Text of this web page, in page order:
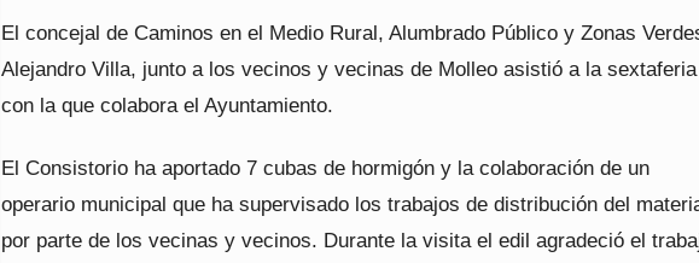
El concejal de Caminos en el Medio Rural, Alumbrado Público y Zonas
Alejandro Villa, junto a los vecinos y vecinas de Molleo asistió a la sextaferia
con la que colabora el Ayuntamiento.
El Consistorio ha aportado 7 cubas de hormigón y la colaboración de un
operario municipal que ha supervisado los trabajos de distribución del
por parte de los vecinas y vecinos. Durante la visita el edil agradeció el